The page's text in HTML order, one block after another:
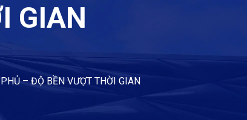
GIAN
– ĐỘ BỀN VƯỢT THỜI GIAN